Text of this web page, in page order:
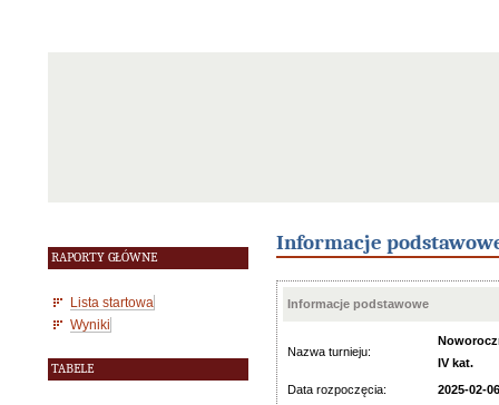
RAPORTY GŁÓWNE
Lista startowa
Wyniki
TABELE
Informacje
Informacje podstawowe
Nazwa turnieju:
IV kat.
Data rozpoczęcia:
2025-02-06